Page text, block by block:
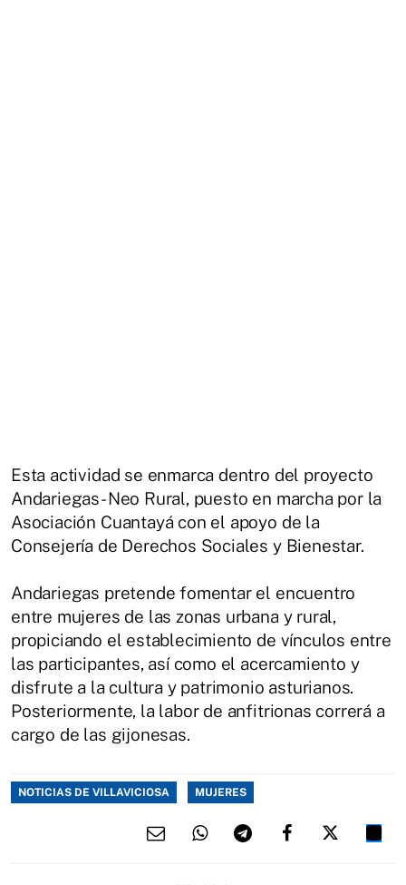
Esta actividad se enmarca dentro del proyecto
Andariegas- Neo Rural, puesto en marcha por la
Asociación Cuantayá con el apoyo de la
Consejería de Derechos Sociales y Bienestar.
Andariegas pretende fomentar el encuentro
entre mujeres de las zonas urbana y rural,
propiciando el establecimiento de vínculos entre
las participantes, así como el acercamiento y
disfrute a la cultura y patrimonio asturianos.
Posteriormente, la labor de anfitrionas correrá a
cargo de las gijonesas.
NOTICIAS DE VILLAVICIOSA MUJERES